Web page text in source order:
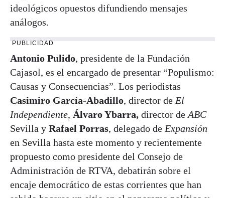
ideológicos opuestos difundiendo mensajes
análogos.
PUBLICIDAD
Antonio Pulido, presidente de la Fundación
Cajasol, es el encargado de presentar “Populismo:
Causas y Consecuencias”. Los periodistas
Casimiro García-Abadillo, director de El
Independiente, Álvaro Ybarra, director de ABC
Sevilla y Rafael Porras, delegado de Expansión
en Sevilla hasta este momento y recientemente
propuesto como presidente del Consejo de
Administración de RTVA, debatirán sobre el
encaje democrático de estas corrientes que han